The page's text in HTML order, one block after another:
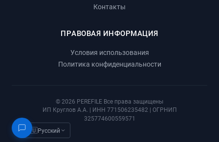
Контакты
ПРАВОВАЯ ИНФОРМАЦИЯ
Условия использования
Политика конфиденциальности
© 2026 PEREFILE Все права защищены
ИП Круглов А.А. | ИНН 771506235482 | ОГРНИП
325774600559571
🇷🇺Русский